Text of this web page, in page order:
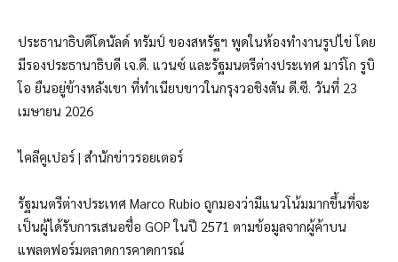
ประธานาธิบดีโดนัลด์ ทรัมป์ ของสหรัฐฯ พูดในห้องทำงานรูปไข่ โดย
มีรองประธานาธิบดี เจ.ดี. แวนซ์ และรัฐมนตรีต่างประเทศ มาร์โก รูบิ
โอ ยืนอยู่ข้างหลังเขา ที่ทำเนียบขาวในกรุงวอชิงตัน ดี.ซี. วันที่ 23
เมษายน 2026
ไคลีคูเปอร์ | สำนักข่าวรอยเตอร์
รัฐมนตรีต่างประเทศ Marco Rubio ถูกมองว่ามีแนวโน้มมากขึ้นที่จะ
เป็นผู้ได้รับการเสนอชื่อ GOP ในปี 2571 ตามข้อมูลจากผู้ค้าบน
แพลตฟอร์มตลาดการคาดการณ์